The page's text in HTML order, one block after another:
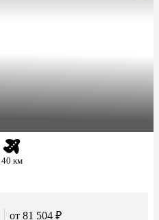
40 км
от 81 504 ₽